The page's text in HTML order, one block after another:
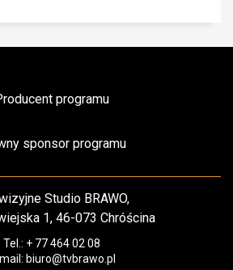
programu
sponsor programu
Studio BRAWO,
1, 46-073 Chróścina
Tel.: + 77 464 02 08
biuro@tvbrawo.pl